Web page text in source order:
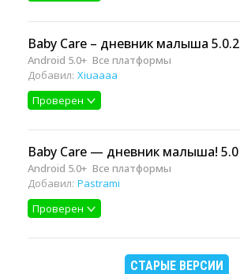
Baby Care – дневник малыша 5.0.2
Android 5.0+ Все платформы
Добавил: Xiuaaaa
Проверен
Baby Care — дневник малыша! 5.0
Android 5.0+ Все платформы
Добавил: Pastrami
Проверен
СТАРЫЕ ВЕРСИИ